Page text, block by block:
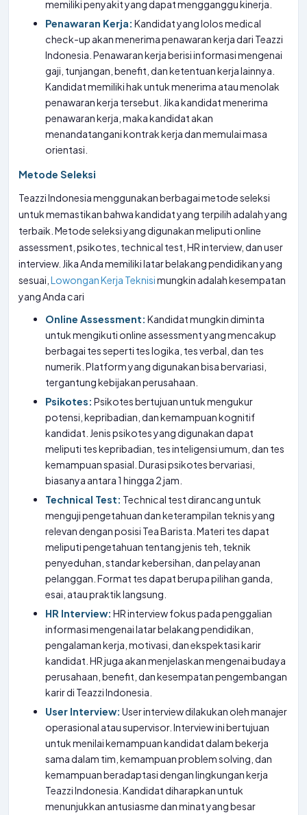
memiliki penyakit yang dapat mengganggu kinerja.
Penawaran Kerja: Kandidat yang lolos medical
check-up akan menerima penawaran kerja dari Teazzi
Indonesia. Penawaran kerja berisi informasi mengenai
gaji, tunjangan, benefit, dan ketentuan kerja lainnya.
Kandidat memiliki hak untuk menerima atau menolak
penawaran kerja tersebut. Jika kandidat menerima
penawaran kerja, maka kandidat akan
menandatangani kontrak kerja dan memulai masa
orientasi.
Metode Seleksi
Teazzi Indonesia menggunakan berbagai metode seleksi
untuk memastikan bahwa kandidat yang terpilih adalah yang
terbaik. Metode seleksi yang digunakan meliputi online
assessment, psikotes, technical test, HR interview, dan user
interview. Jika Anda memiliki latar belakang pendidikan yang
sesuai, Lowongan Kerja Teknisimungkin adalah kesempatan
yang Anda cari
Online Assessment: Kandidat mungkin diminta
untuk mengikuti online assessment yang mencakup
berbagai tes seperti tes logika, tes verbal, dan tes
numerik. Platform yang digunakan bisa bervariasi,
tergantung kebijakan perusahaan.
Psikotes: Psikotes bertujuan untuk mengukur
potensi, kepribadian, dan kemampuan kognitif
kandidat. Jenis psikotes yang digunakan dapat
meliputi tes kepribadian, tes inteligensi umum, dan tes
kemampuan spasial. Durasi psikotes bervariasi,
biasanya antara 1 hingga 2 jam.
Technical Test: Technical test dirancang untuk
menguji pengetahuan dan keterampilan teknis yang
relevan dengan posisi Tea Barista. Materi tes dapat
meliputi pengetahuan tentang jenis teh, teknik
penyeduhan, standar kebersihan, dan pelayanan
pelanggan. Format tes dapat berupa pilihan ganda,
esai, atau praktik langsung.
HR Interview: HR interview fokus pada penggalian
informasi mengenai latar belakang pendidikan,
pengalaman kerja, motivasi, dan ekspektasi karir
kandidat. HR juga akan menjelaskan mengenai budaya
perusahaan, benefit, dan kesempatan pengembangan
karir di Teazzi Indonesia.
User Interview: User interview dilakukan oleh manajer
operasional atau supervisor. Interview ini bertujuan
untuk menilai kemampuan kandidat dalam bekerja
sama dalam tim, kemampuan problem solving, dan
kemampuan beradaptasi dengan lingkungan kerja
Teazzi Indonesia. Kandidat diharapkan untuk
menunjukkan antusiasme dan minat yang besar